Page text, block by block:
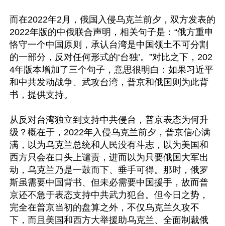
而在2022年2月，俄国入侵乌克兰前夕，双方发表的
2022年版的中俄联合声明，相关句子是：“俄方重申
恪守一个中国原则，承认台湾是中国领土不可分割
的一部分，反对任何形式的‘台独’。”对比之下，202
4年版本增加了三个句子，意思很明白：如果习近平
和中共发动战争、武攻台湾，普京和俄国则为此背
书，提供支持。
从反对台湾独立到支持中共侵台，普京表态为何升
级？概在于，2022年入侵乌克兰前夕，普京信心满
满，以为乌克兰总统和人民没有斗志，以为美国和
西方只会在口头上谴责，进而以为只要俄国大军出
动，乌克兰乃是一鼓而下、垂手可得。那时，俄罗
斯虽需要中国背书、但未必需要中国援手，故而普
京还不急于表态支持中共武力犯台。但今日之势，
完全在普京当初的盘算之外，不仅乌克兰久攻不
下，而且美国和西方大举援助乌克兰、全面制裁俄